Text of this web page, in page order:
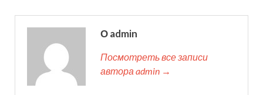
О admin
Посмотреть все записи
автора admin →